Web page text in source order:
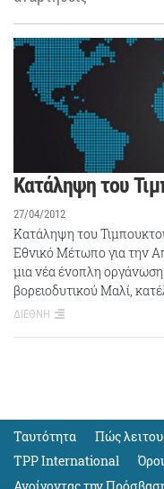
Κατάληψη του
27/04/2012
Κατάληψη του
Εθνικό Μέτωπο για την
μια νέα ένοπλη
βορειοδυτικού Μαλί,
ΔΙΕΘΝΗ
Ταυτότητα Πώς
TPP International